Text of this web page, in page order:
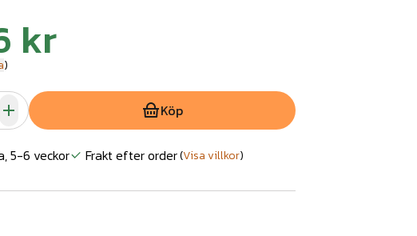
kr
)
Köp
5-6 veckor Frakt efter order(Visa villkor)